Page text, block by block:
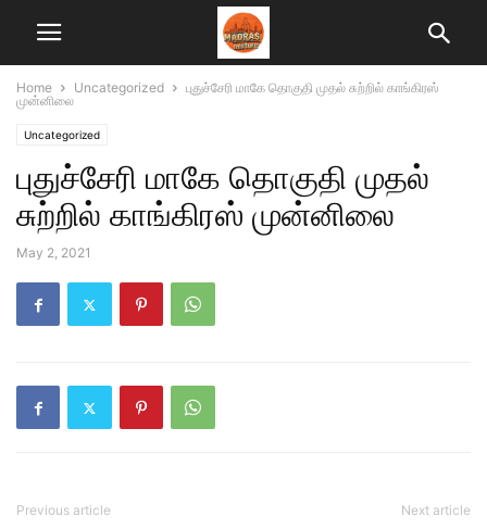
Home Uncategorized
புதுச்சேரி மாகே தொகுதி முதல் சுற்றில் காங்கிரஸ்
முன்னிலை
Uncategorized
புதுச்சேரி மாகே தொகுதி முதல்
சுற்றில் காங்கிரஸ் முன்னிலை
May 2, 2021
Previous article Next article